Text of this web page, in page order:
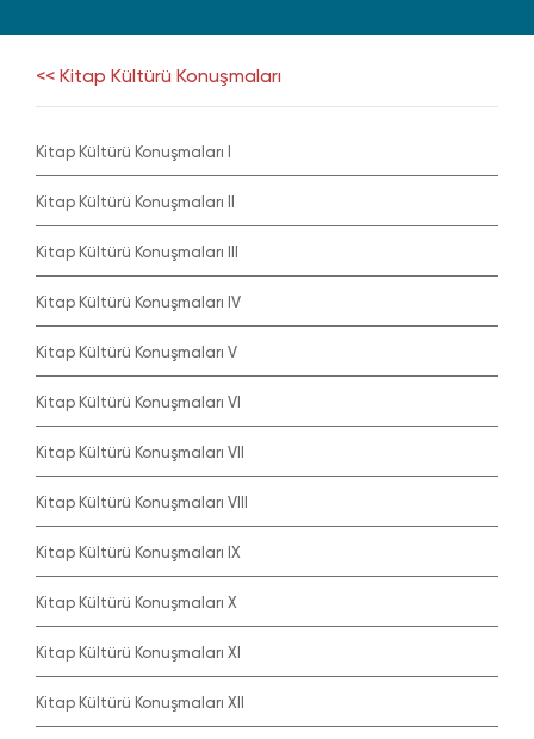
<< Kitap Kültürü Konuşmaları
Kitap Kültürü Konuşmaları I
Kitap Kültürü Konuşmaları II
Kitap Kültürü Konuşmaları III
Kitap Kültürü Konuşmaları IV
Kitap Kültürü Konuşmaları V
Kitap Kültürü Konuşmaları VI
Kitap Kültürü Konuşmaları VII
Kitap Kültürü Konuşmaları VIII
Kitap Kültürü Konuşmaları IX
Kitap Kültürü Konuşmaları X
Kitap Kültürü Konuşmaları XI
Kitap Kültürü Konuşmaları XII